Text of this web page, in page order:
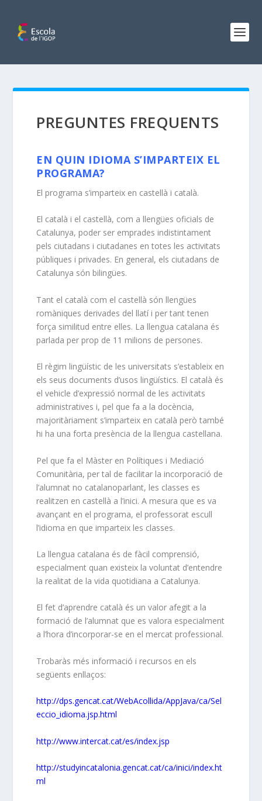
PREGUNTES FREQUENTS
EN QUIN IDIOMA S’IMPARTEIX EL
PROGRAMA?
El programa s’imparteix en castellà i català.
El català i el castellà, com a llengües oficials de
Catalunya, poder ser emprades indistintament
pels ciutadans i ciutadanes en totes les activitats
públiques i privades. En general, els ciutadans de
Catalunya són bilingües.
Tant el català com el castellà són llengües
romàniques derivades del llatí i per tant tenen
força similitud entre elles. La llengua catalana és
parlada per prop de 11 milions de persones.
El règim lingüístic de les universitats s’estableix en
els seus documents d’usos lingüístics. El català és
el vehicle d’expressió normal de les activitats
administratives i, pel que fa a la docència,
majoritàriament s’imparteix en català però també
hi ha una forta presència de la llengua castellana.
Pel que fa el Màster en Polítiques i Mediació
Comunitària, per tal de facilitar la incorporació de
l’alumnat no catalanoparlant, les classes es
realitzen en castellà a l’inici. A mesura que es va
avançant en el programa, el professorat escull
l’idioma en que imparteix les classes.
La llengua catalana és de fàcil comprensió,
especialment quan existeix la voluntat d’entendre
la realitat de la vida quotidiana a Catalunya.
El fet d’aprendre català és un valor afegit a la
formació de l’alumnat que es valora especialment
a l’hora d’incorporar-se en el mercat professional.
Trobaràs més informació i recursos en els
següents enllaços:
http://dps.gencat.cat/WebAcollida/AppJava/ca/Sel
eccio_idioma.jsp.html
http://www.intercat.cat/es/index.jsp
http://studyincatalonia.gencat.cat/ca/inici/index.ht
ml